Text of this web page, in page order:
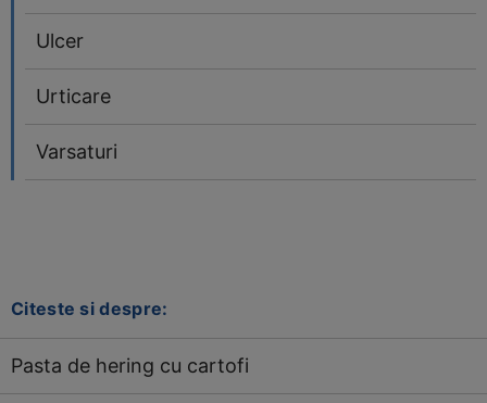
Ulcer
Urticare
Varsaturi
Citeste si despre:
Pasta de hering cu cartofi